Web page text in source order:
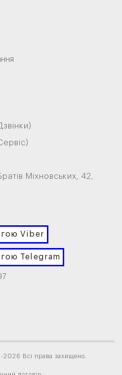
Міхновських, 42,
Viber
Telegram
Всі права захищено.